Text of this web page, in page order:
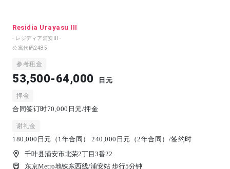
Residia Urayasu III
- レジディア浦安Ⅲ -
公寓代码2485
参考租金
53,500-64,000 日元
押金
合同签订时70,000日元/押金
谢礼金
180,000日元（1年合同） 240,000日元（2年合同）/签约时
千叶县浦安市北荣2丁目3番22
东京Metro地铁东西线/浦安站 步行5分钟